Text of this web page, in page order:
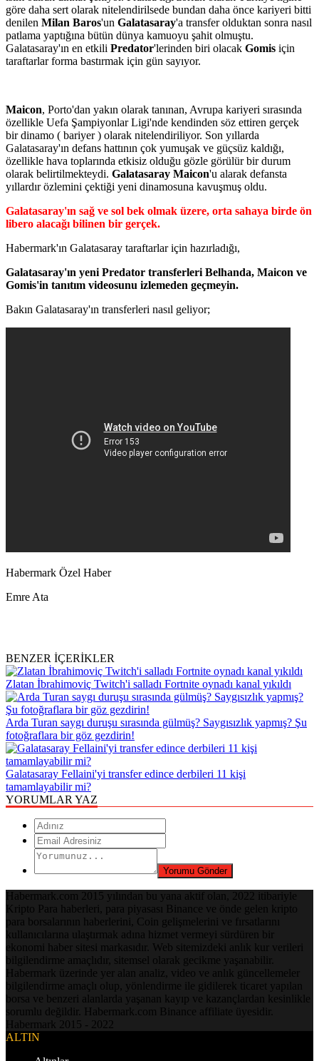
göre daha sert olarak nitelendirilsede bundan daha önce kariyeri bitti
denilen Milan Baros'un Galatasaray'a transfer olduktan sonra nasıl
patlama yaptığına bütün dünya kamuoyu şahit olmuştu.
Galatasaray'ın en etkili Predator'lerinden biri olacak Gomis için
taraftarlar forma bastırmak için gün sayıyor.
Maicon, Porto'dan yakın olarak tanınan, Avrupa kariyeri sırasında
özellikle Uefa Şampiyonlar Ligi'nde kendinden söz ettiren gerçek
bir dinamo ( bariyer ) olarak nitelendiriliyor. Son yıllarda
Galatasaray'ın defans hattının çok yumuşak ve güçsüz kaldığı,
özellikle hava toplarında etkisiz olduğu gözle görülür bir durum
olarak belirtilmekteydi. Galatasaray Maicon'u alarak defansta
yıllardır özlemini çektiği yeni dinamosuna kavuşmuş oldu.
Galatasaray'ın sağ ve sol bek olmak üzere, orta sahaya birde ön
libero alacağı bilinen bir gerçek.
Habermark'ın Galatasaray taraftarlar için hazırladığı,
Galatasaray'ın yeni Predator transferleri Belhanda, Maicon ve
Gomis'in tanıtım videosunu izlemeden geçmeyin.
Bakın Galatasaray'ın transferleri nasıl geliyor;
Habermark Özel Haber
Emre Ata
BENZER İÇERİKLER
Zlatan İbrahimoviç Twitch'i salladı Fortnite oynadı kanal yıkıldı
Arda Turan saygı duruşu sırasında gülmüş? Saygısızlık yapmış? Şu
fotoğraflara bir göz gezdirin!
Galatasaray Fellaini'yi transfer edince derbileri 11 kişi
tamamlayabilir mi?
YORUMLAR YAZ
Habermark.com 2015 yılından bu yana aktif olan, 2022 itibariyle
Kripto Para haberleri, para piyasası Binance ve önde gelen kripto
para borsalarının haberlerini, Coin gelişmelerini ve fırsatlarını
kullanıcılarına ulaştırmak adına hizmet vermeyi sürdüren bir
ekonomi haber sitesi markasıdır. Web sitemizdeki anlık kur verileri
bilgilendirme amaçlıdır, sitemsel olarak gecikme yaşanabilir.
Habermark üzerinde yer alan analiz, video ve anlık güncellemeler
bilgilendirme amaçlı olup, yönlendirme ile gidilerek ticaret yapılan
borsa ve benzeri alanlarda yaşanan kayıp ve kazançlardan kesinlikle
sorumlu değildir. Habermark.com Binance affiliate üyesidir.
Habermark 2015 - 2022
ALTIN